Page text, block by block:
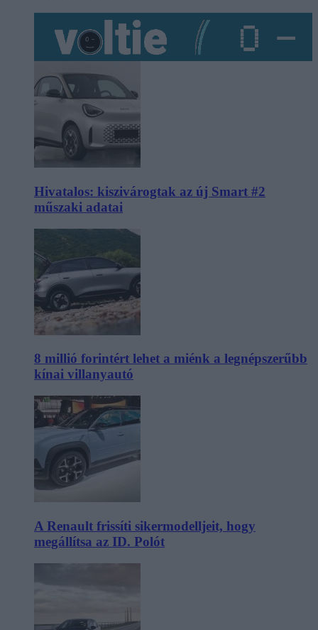
Hivatalos: kiszivárogtak az új Smart #2
műszaki adatai
8 millió forintért lehet a miénk a legnépszerűbb
kínai villanyautó
A Renault frissíti sikermodelljeit, hogy
megállítsa az ID. Polót